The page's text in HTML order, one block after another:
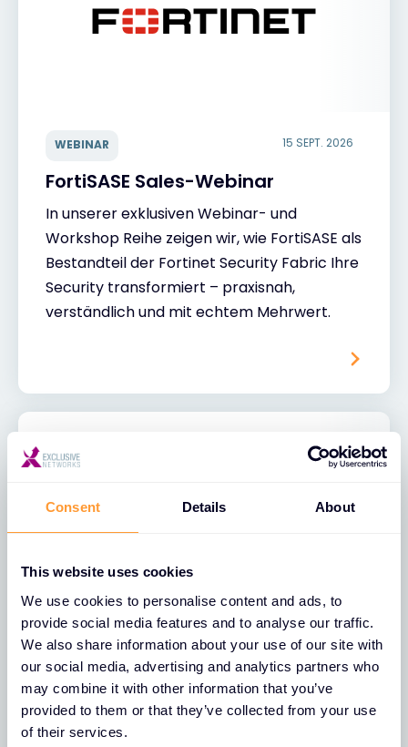
Consent Details About
This website uses cookies
We use cookies to personalise content and ads, to
provide social media features and to analyse our traffic.
We also share information about your use of our site with
our social media, advertising and analytics partners who
may combine it with other information that you’ve
provided to them or that they’ve collected from your use
of their services.
WEBINAR 15 SEPT. 2026
FortiSASE Sales-Webinar
In unserer exklusiven Webinar- und
Workshop Reihe zeigen wir, wie FortiSASE als
Bestandteil der Fortinet Security Fabric Ihre
Security transformiert – praxisnah,
verständlich und mit echtem Mehrwert.
EVENT 23 SEPT. 2026
Forescout Mission Possible &
Oktoberfest 2026
Forescout Mission Possible trifft
Oktoberfest: Nehmen Sie an einem